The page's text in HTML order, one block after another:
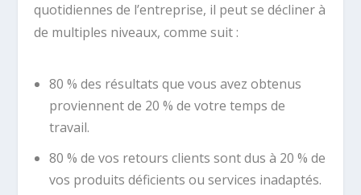
quotidiennes de l’entreprise, il peut se décliner à
de multiples niveaux, comme suit :
80 % des résultats que vous avez obtenus
proviennent de 20 % de votre temps de
travail.
80 % de vos retours clients sont dus à 20 % de
vos produits déficients ou services inadaptés.